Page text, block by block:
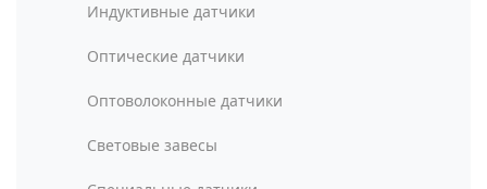
Индуктивные датчики
Оптические датчики
Оптоволоконные датчики
Световые завесы